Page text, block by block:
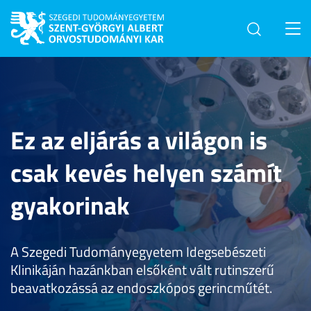
Ez az eljárás a világon is
csak kevés helyen számít
gyakorinak
A Szegedi Tudományegyetem Idegsebészeti
Klinikáján hazánkban elsőként vált rutinszerű
beavatkozássá az endoszkópos gerincműtét.